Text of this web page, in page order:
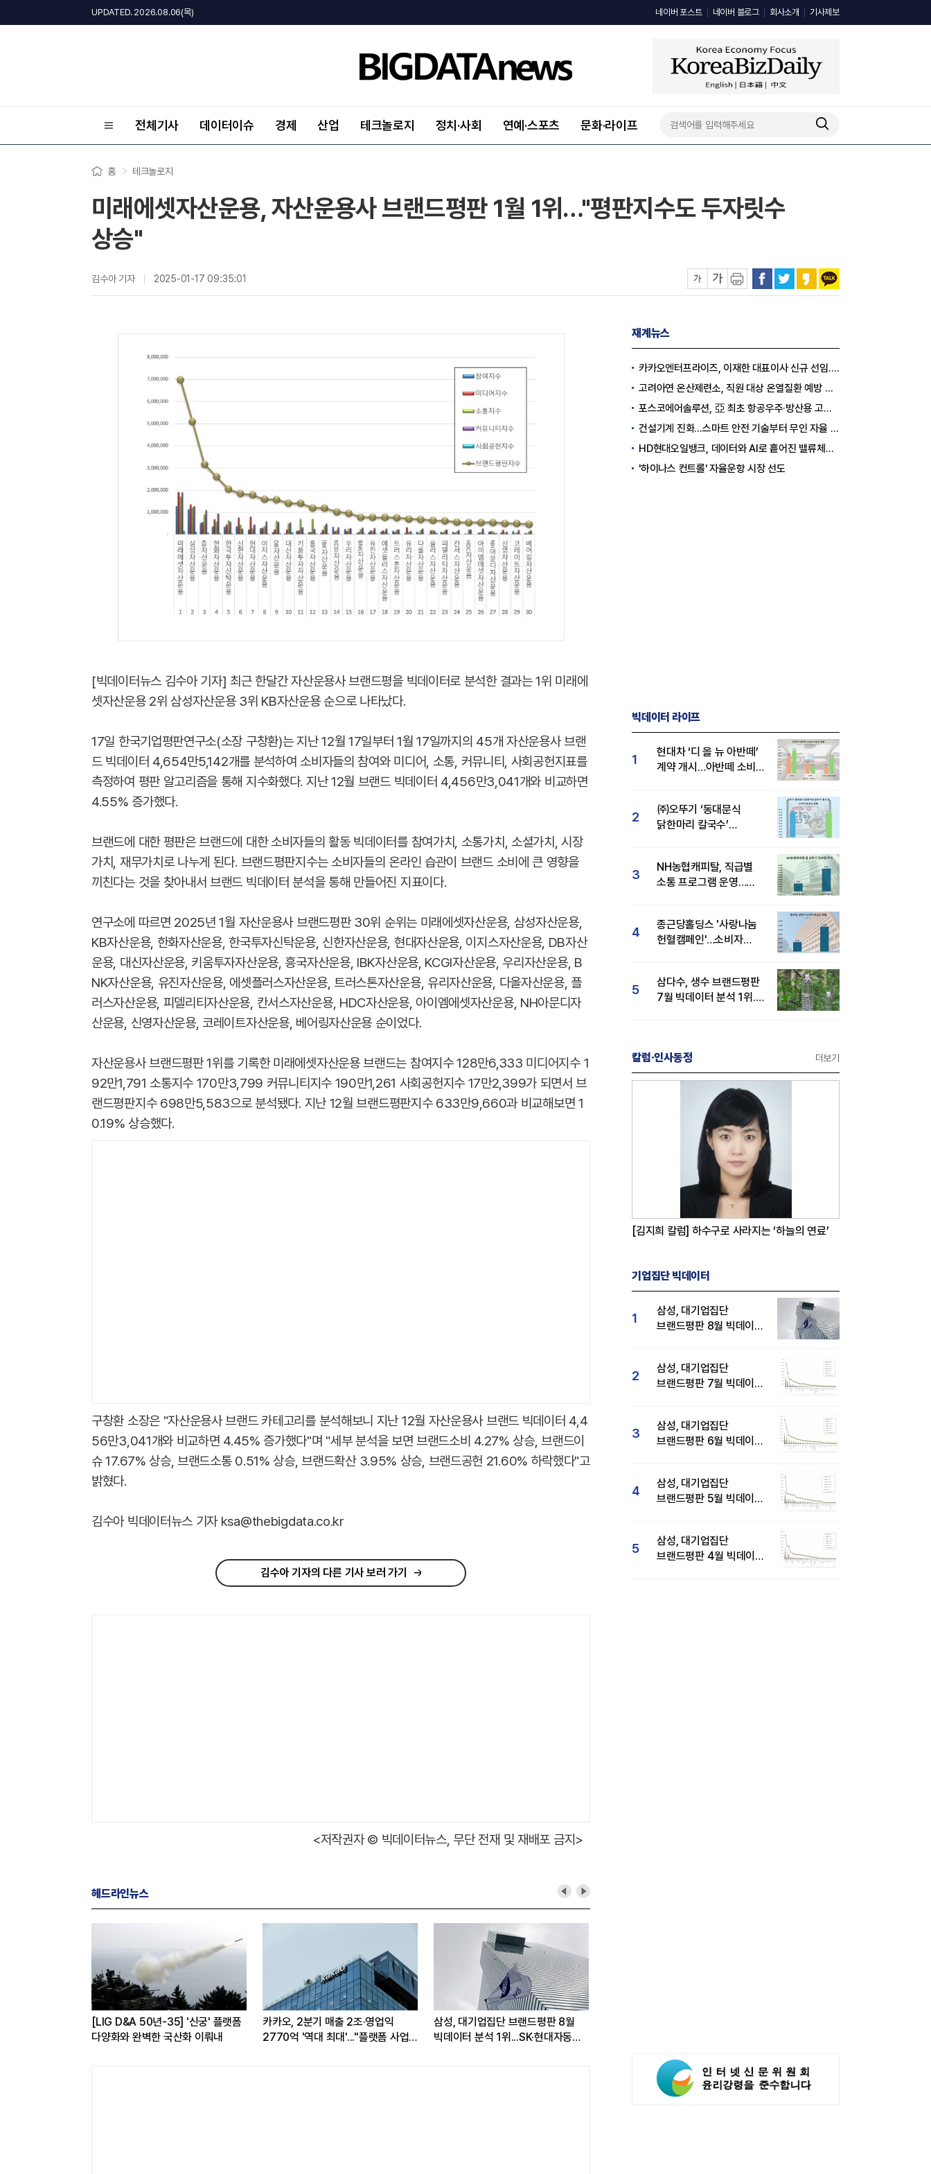
UPDATED. 2026.08.06(목) 네이버 포스트 네이버 블로그 회사소개 기사제보
전체기사 데이터이슈 경제 산업 테크놀로지 정치·사회 연예·스포츠 문화·라이프
홈 테크놀로지
미래에셋자산운용, 자산운용사 브랜드평판 1월 1위…"평판지수도 두자릿수
상승"
김수아 기자 2025-01-17 09:35:01
[빅데이터뉴스 김수아 기자] 최근 한달간 자산운용사 브랜드평을 빅데이터로 분석한 결과는 1위 미래에
셋자산운용 2위 삼성자산운용 3위 KB자산운용 순으로 나타났다.
17일 한국기업평판연구소(소장 구창환)는 지난 12월 17일부터 1월 17일까지의 45개 자산운용사 브랜
드 빅데이터 4,654만5,142개를 분석하여 소비자들의 참여와 미디어, 소통, 커뮤니티, 사회공헌지표를
측정하여 평판 알고리즘을 통해 지수화했다. 지난 12월 브랜드 빅데이터 4,456만3,041개와 비교하면
4.55% 증가했다. ​
​브랜드에 대한 평판은 브랜드에 대한 소비자들의 활동 빅데이터를 참여가치, 소통가치, 소셜가치, 시장
가치, 재무가치로 나누게 된다. 브랜드평판지수는 소비자들의 온라인 습관이 브랜드 소비에 큰 영향을
끼친다는 것을 찾아내서 브랜드 빅데이터 분석을 통해 만들어진 지표이다.
연구소에 따르면 ​2025년 1월 자산운용사 브랜드평판 30위 순위는 미래에셋자산운용, 삼성자산운용,
KB자산운용, 한화자산운용, 한국투자신탁운용, 신한자산운용, 현대자산운용, 이지스자산운용, DB자산
운용, 대신자산운용, 키움투자자산운용, 흥국자산운용, IBK자산운용, KCGI자산운용, 우리자산운용, B
NK자산운용, 유진자산운용, 에셋플러스자산운용, 트러스톤자산운용, 유리자산운용, 다올자산운용, 플
러스자산운용, 피델리티자산운용, 칸서스자산운용, HDC자산운용, 아이엠에셋자산운용, NH아문디자
산운용, 신영자산운용, 코레이트자산운용, 베어링자산운용 순이었다.
자산운용사 브랜드평판 1위를 기록한 미래에셋자산운용 브랜드는 참여지수 128만6,333 미디어지수 1
92만1,791 소통지수 170만3,799 커뮤니티지수 190만1,261 사회공헌지수 17만2,399가 되면서 브
랜드평판지수 698만5,583으로 분석됐다. 지난 12월 브랜드평판지수 633만9,660과 비교해보면 1
0.19% 상승했다.​
구창환 소장은 "자산운용사 브랜드 카테고리를 분석해보니 지난 12월 자산운용사 브랜드 빅데이터 4,4
56만3,041개와 비교하면 4.45% 증가했다"며 "세부 분석을 보면 브랜드소비 4.27% 상승, 브랜드이
슈 17.67% 상승, 브랜드소통 0.51% 상승, 브랜드확산 3.95% 상승, 브랜드공헌 21.60% 하락했다"고
밝혔다.
김수아 빅데이터뉴스 기자 ksa@thebigdata.co.kr
김수아 기자의 다른 기사 보러 가기
<저작권자 © 빅데이터뉴스, 무단 전재 및 재배포 금지>
헤드라인뉴스
[LIG D&A 50년-35] '신궁' 플랫폼
다양화와 완벽한 국산화 이뤄내
카카오, 2분기 매출 2조·영업익
2770억 '역대 최대'..."플랫폼 사업
삼성, 대기업집단 브랜드평판 8월
빅데이터 분석 1위...SK·현대자동차
재계뉴스
카카오엔터프라이즈, 이재한 대표이사 신규 선임..."AI 전환 선도"
고려아연 온산제련소, 직원 대상 온열질환 예방 안전 실천 캠페인 실시
포스코에어솔루션, 亞 최초 항공우주·방산용 고순도 가스 국제 인증 획득
건설기계 진화…스마트 안전 기술부터 무인 자율 굴착기까지
HD현대오일뱅크, 데이터와 AI로 흩어진 밸류체인 연결
'하이나스 컨트롤' 자율운항 시장 선도
빅데이터 라이프
1
현대차 ‘디 올 뉴 아반떼’
계약 개시…아반떼 소비자
2
㈜오뚜기 ‘동대문식
닭한마리 칼국수’
3
NH농협캐피탈, 직급별
소통 프로그램 운영…
4
종근당홀딩스 '사랑나눔
헌혈캠페인'…소비자
5
삼다수, 생수 브랜드평판
7월 빅데이터 분석 1위...
칼럼·인사동정 더보기
[김지희 칼럼] 하수구로 사라지는 ‘하늘의 연료’
기업집단 빅데이터
1
삼성, 대기업집단
브랜드평판 8월 빅데이터
2
삼성, 대기업집단
브랜드평판 7월 빅데이터
3
삼성, 대기업집단
브랜드평판 6월 빅데이터
4
삼성, 대기업집단
브랜드평판 5월 빅데이터
5
삼성, 대기업집단
브랜드평판 4월 빅데이터